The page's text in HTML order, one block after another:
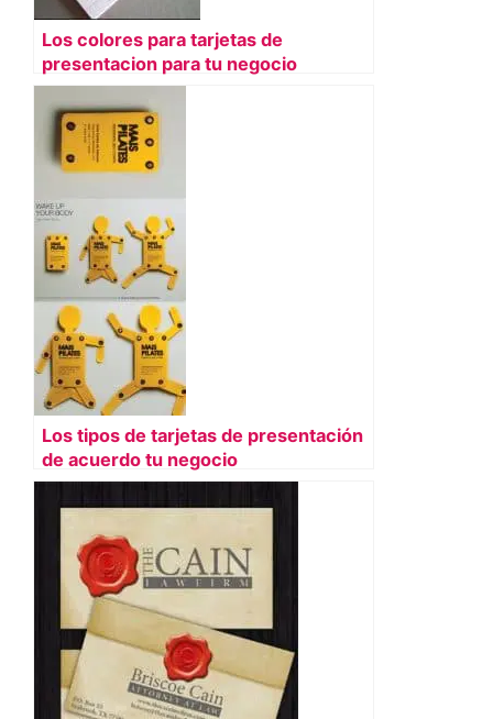
Los colores para tarjetas de
presentacion para tu negocio
Los tipos de tarjetas de presentación
de acuerdo tu negocio